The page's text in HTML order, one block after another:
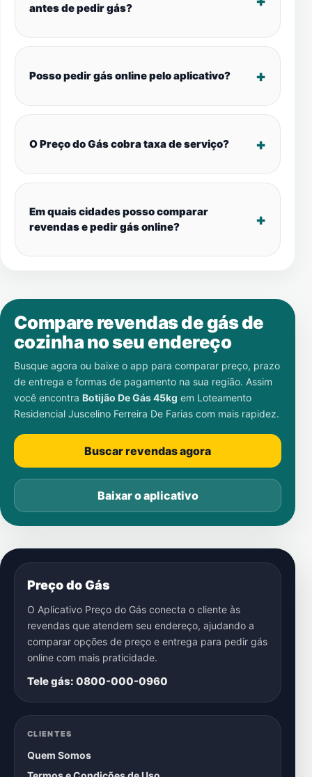
antes de pedir gás?
Posso pedir gás online pelo aplicativo?
O Preço do Gás cobra taxa de serviço?
Em quais cidades posso comparar
revendas e pedir gás online?
Compare revendas de gás de
cozinha no seu endereço
Busque agora ou baixe o app para comparar preço, prazo
de entrega e formas de pagamento na sua região. Assim
você encontra Botijão De Gás 45kg em Loteamento
Residencial Juscelino Ferreira De Farias com mais rapidez.
Buscar revendas agora
Baixar o aplicativo
Preço do Gás
O Aplicativo Preço do Gás conecta o cliente às
revendas que atendem seu endereço, ajudando a
comparar opções de preço e entrega para pedir gás
online com mais praticidade.
Tele gás: 0800-000-0960
CLIENTES
Quem Somos